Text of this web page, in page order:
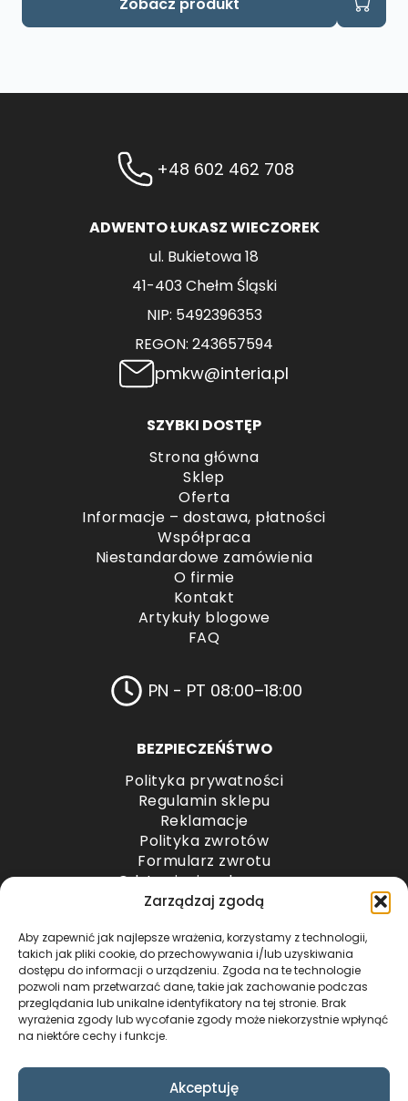
Zarządzaj zgodą
Aby zapewnić jak najlepsze wrażenia, korzystamy z technologii,
takich jak pliki cookie, do przechowywania i/lub uzyskiwania
dostępu do informacji o urządzeniu. Zgoda na te technologie
pozwoli nam przetwarzać dane, takie jak zachowanie podczas
przeglądania lub unikalne identyfikatory na tej stronie. Brak
wyrażenia zgody lub wycofanie zgody może niekorzystnie wpłynąć
na niektóre cechy i funkcje.
Akceptuję
+48 602 462 708
ADWENTO ŁUKASZ WIECZOREK
ul. Bukietowa 18
41-403 Chełm Śląski
NIP: 5492396353
REGON: 243657594
pmkw@interia.pl
SZYBKI DOSTĘP
Strona główna
Sklep
Oferta
Informacje – dostawa, płatności
Współpraca
Niestandardowe zamówienia
O firmie
Kontakt
Artykuły blogowe
FAQ
PN - PT 08:00–18:00
BEZPIECZEŃŚTWO
Polityka prywatności
Regulamin sklepu
Reklamacje
Polityka zwrotów
Formularz zwrotu
Odstąpienie od umowy
Odstąpienie od umowy – przesyłki paletowe
METODY PŁATNOŚCI